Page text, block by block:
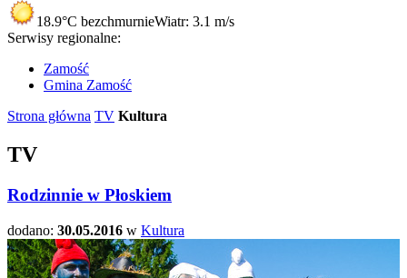
18.9°C bezchmurnieWiatr: 3.1 m/s
Serwisy regionalne:
Zamość
Gmina Zamość
Strona główna TV Kultura
TV
Rodzinnie w Płoskiem
dodano: 30.05.2016 w Kultura